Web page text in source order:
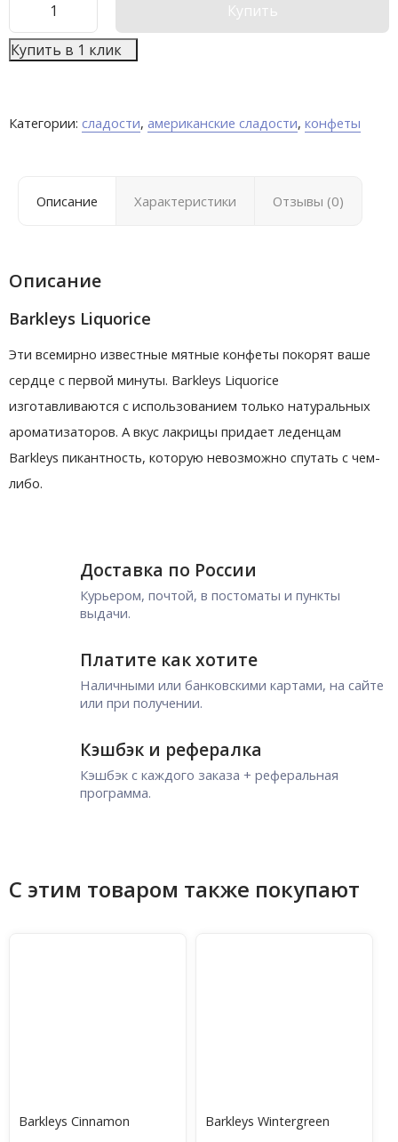
Купить
Купить в 1 клик
Категории: сладости, американские сладости, конфеты
Описание Характеристики Отзывы (0)
Описание
Barkleys Liquorice
Эти всемирно известные мятные конфеты покорят ваше
сердце с первой минуты. Barkleys Liquorice
изготавливаются с использованием только натуральных
ароматизаторов. А вкус лакрицы придает леденцам
Barkleys пикантность, которую невозможно спутать с чем-
либо.
Доставка по России
Курьером, почтой, в постоматы и пункты
выдачи.
Платите как хотите
Наличными или банковскими картами, на сайте
или при получении.
Кэшбэк и рефералка
Кэшбэк с каждого заказа + реферальная
программа.
С этим товаром также покупают
Barkleys Cinnamon Barkleys Wintergreen